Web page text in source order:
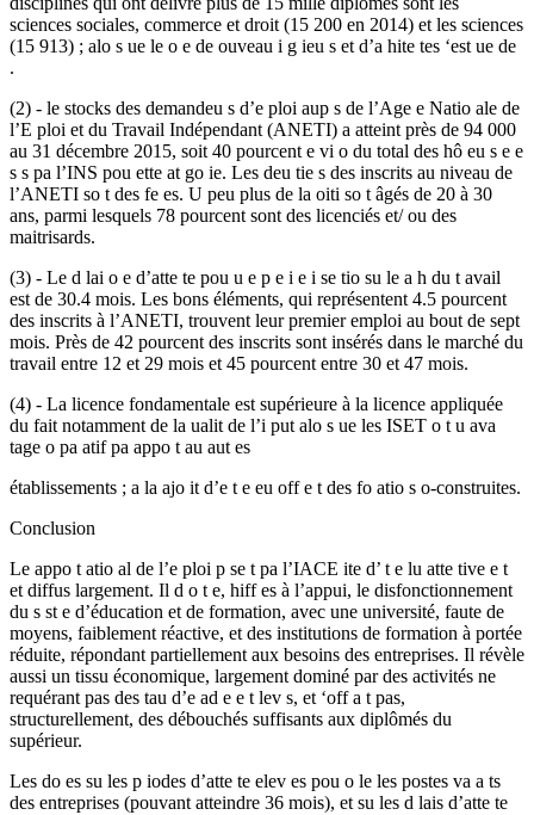
sciences sociales, commerce et droit (15 200 en 2014) et les sciences
(15 913) ; alo s ue le o e de ouveau i g ieu s et d’a hite tes ‘est ue de
.
(2) - le stocks des demandeu s d’e ploi aup s de l’Age e Natio ale de
l’E ploi et du Travail Indépendant (ANETI) a atteint près de 94 000
au 31 décembre 2015, soit 40 pourcent e vi o du total des hô eu s e e
s s pa l’INS pou ette at go ie. Les deu tie s des inscrits au niveau de
l’ANETI so t des fe es. U peu plus de la oiti so t âgés de 20 à 30
ans, parmi lesquels 78 pourcent sont des licenciés et/ ou des
maitrisards.
(3) - Le d lai o e d’atte te pou u e p e i e i se tio su le a h du t avail
est de 30.4 mois. Les bons éléments, qui représentent 4.5 pourcent
des inscrits à l’ANETI, trouvent leur premier emploi au bout de sept
mois. Près de 42 pourcent des inscrits sont insérés dans le marché du
travail entre 12 et 29 mois et 45 pourcent entre 30 et 47 mois.
(4) - La licence fondamentale est supérieure à la licence appliquée
du fait notamment de la ualit de l’i put alo s ue les ISET o t u ava
tage o pa atif pa appo t au aut es
établissements ; a la ajo it d’e t e eu off e t des fo atio s o-construites.
Conclusion
Le appo t atio al de l’e ploi p se t pa l’IACE ite d’ t e lu atte tive e t
et diffus largement. Il d o t e, hiff es à l’appui, le disfonctionnement
du s st e d’éducation et de formation, avec une université, faute de
moyens, faiblement réactive, et des institutions de formation à portée
réduite, répondant partiellement aux besoins des entreprises. Il révèle
aussi un tissu économique, largement dominé par des activités ne
requérant pas des tau d’e ad e e t lev s, et ‘off a t pas,
structurellement, des débouchés suffisants aux diplômés du
supérieur.
Les do es su les p iodes d’atte te elev es pou o le les postes va a ts
des entreprises (pouvant atteindre 36 mois), et su les d lais d’atte te